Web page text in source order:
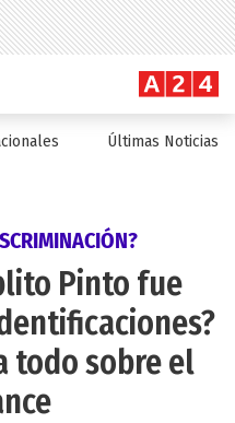
Últimas Noticias
Pinto fue
todo sobre el